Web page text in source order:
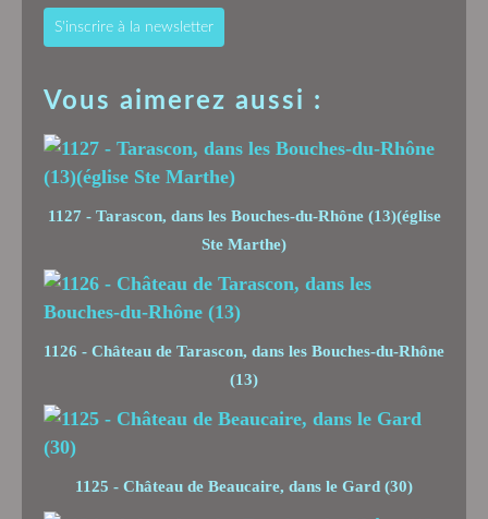
S'inscrire à la newsletter
Vous aimerez aussi :
1127 - Tarascon, dans les Bouches-du-Rhône (13)(église
Ste Marthe)
1126 - Château de Tarascon, dans les Bouches-du-Rhône
(13)
1125 - Château de Beaucaire, dans le Gard (30)